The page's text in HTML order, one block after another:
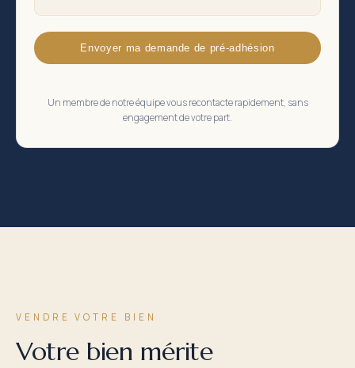
Envoyer ma demande de pré-adhésion
Un membre de notre équipe vous recontacte rapidement, sans
engagement de votre part.
VENDRE VOTRE BIEN
Votre bien mérite